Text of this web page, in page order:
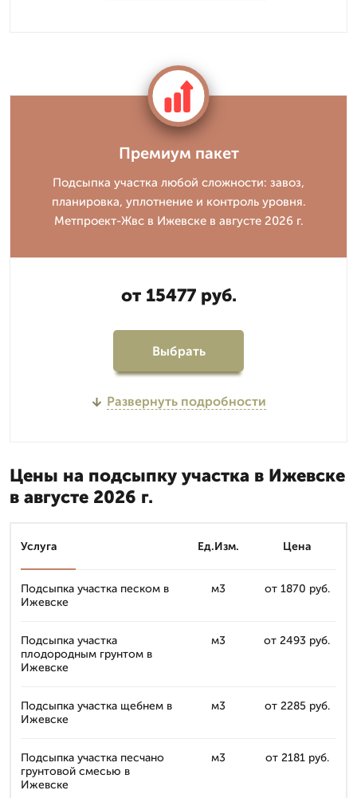
Премиум пакет
Подсыпка участка любой сложности: завоз,
планировка, уплотнение и контроль уровня.
Метпроект-Жвс в Ижевске в августе 2026 г.
от 15477 руб.
Выбрать
Развернуть подробности
Цены на подсыпку участка в Ижевске
в августе 2026 г.
Услуга Ед.Изм. Цена
Подсыпка участка песком в
Ижевске
м3 от 1870 руб.
Подсыпка участка
плодородным грунтом в
Ижевске
м3 от 2493 руб.
Подсыпка участка щебнем в
Ижевске
м3 от 2285 руб.
Подсыпка участка песчано
грунтовой смесью в
Ижевске
м3 от 2181 руб.